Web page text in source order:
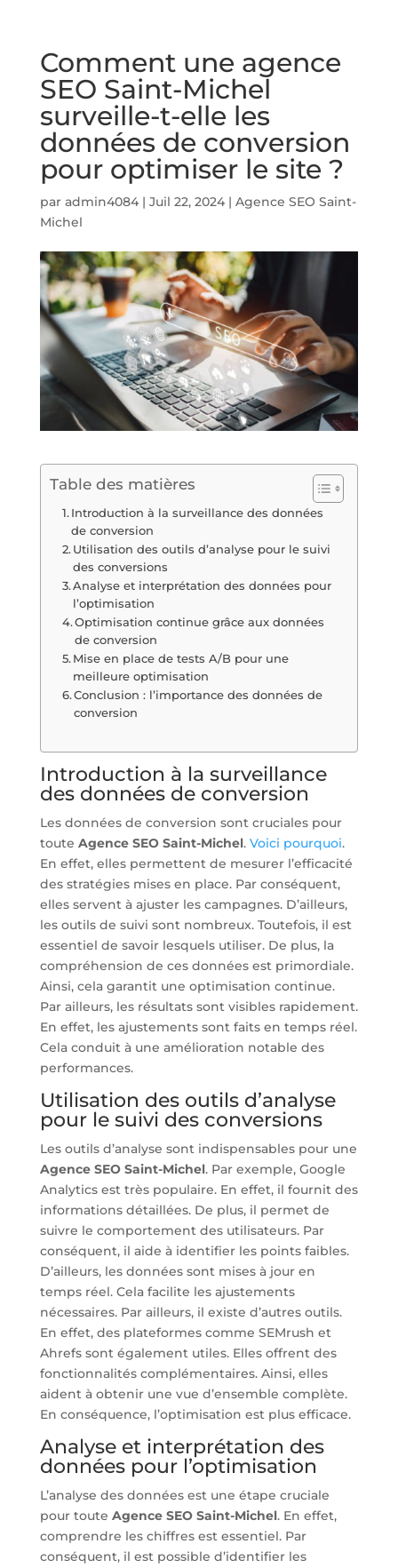
Comment une agence
SEO Saint-Michel
surveille-t-elle les
données de conversion
pour optimiser le site ?
par admin4084| Juil 22, 2024| Agence SEO Saint-
Michel
Table des matières
Introduction à la surveillance des données
de conversion
Utilisation des outils d’analyse pour le suivi
des conversions
Analyse et interprétation des données pour
l’optimisation
Optimisation continue grâce aux données
de conversion
Mise en place de tests A/B pour une
meilleure optimisation
Conclusion : l’importance des données de
conversion
Introduction à la surveillance
des données de conversion
Les données de conversion sont cruciales pour
toute Agence SEO Saint-Michel. Voici pourquoi.
En effet, elles permettent de mesurer l’efficacité
des stratégies mises en place. Par conséquent,
elles servent à ajuster les campagnes. D’ailleurs,
les outils de suivi sont nombreux. Toutefois, il est
essentiel de savoir lesquels utiliser. De plus, la
compréhension de ces données est primordiale.
Ainsi, cela garantit une optimisation continue.
Par ailleurs, les résultats sont visibles rapidement.
En effet, les ajustements sont faits en temps réel.
Cela conduit à une amélioration notable des
performances.
Utilisation des outils d’analyse
pour le suivi des conversions
Les outils d’analyse sont indispensables pour une
Agence SEO Saint-Michel. Par exemple, Google
Analytics est très populaire. En effet, il fournit des
informations détaillées. De plus, il permet de
suivre le comportement des utilisateurs. Par
conséquent, il aide à identifier les points faibles.
D’ailleurs, les données sont mises à jour en
temps réel. Cela facilite les ajustements
nécessaires. Par ailleurs, il existe d’autres outils.
En effet, des plateformes comme SEMrush et
Ahrefs sont également utiles. Elles offrent des
fonctionnalités complémentaires. Ainsi, elles
aident à obtenir une vue d’ensemble complète.
En conséquence, l’optimisation est plus efficace.
Analyse et interprétation des
données pour l’optimisation
L’analyse des données est une étape cruciale
pour toute Agence SEO Saint-Michel. En effet,
comprendre les chiffres est essentiel. Par
conséquent, il est possible d’identifier les